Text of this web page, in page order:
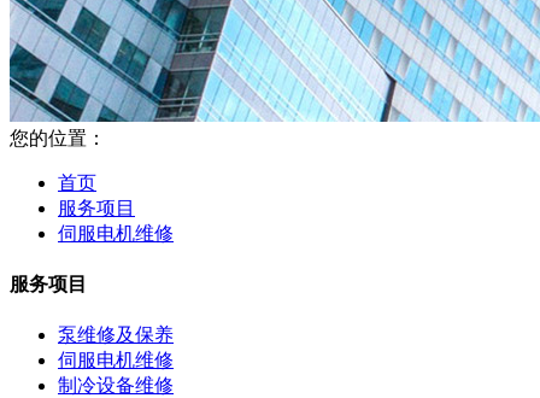
您的位置：
首页
服务项目
伺服电机维修
服务项目
泵维修及保养
伺服电机维修
制冷设备维修